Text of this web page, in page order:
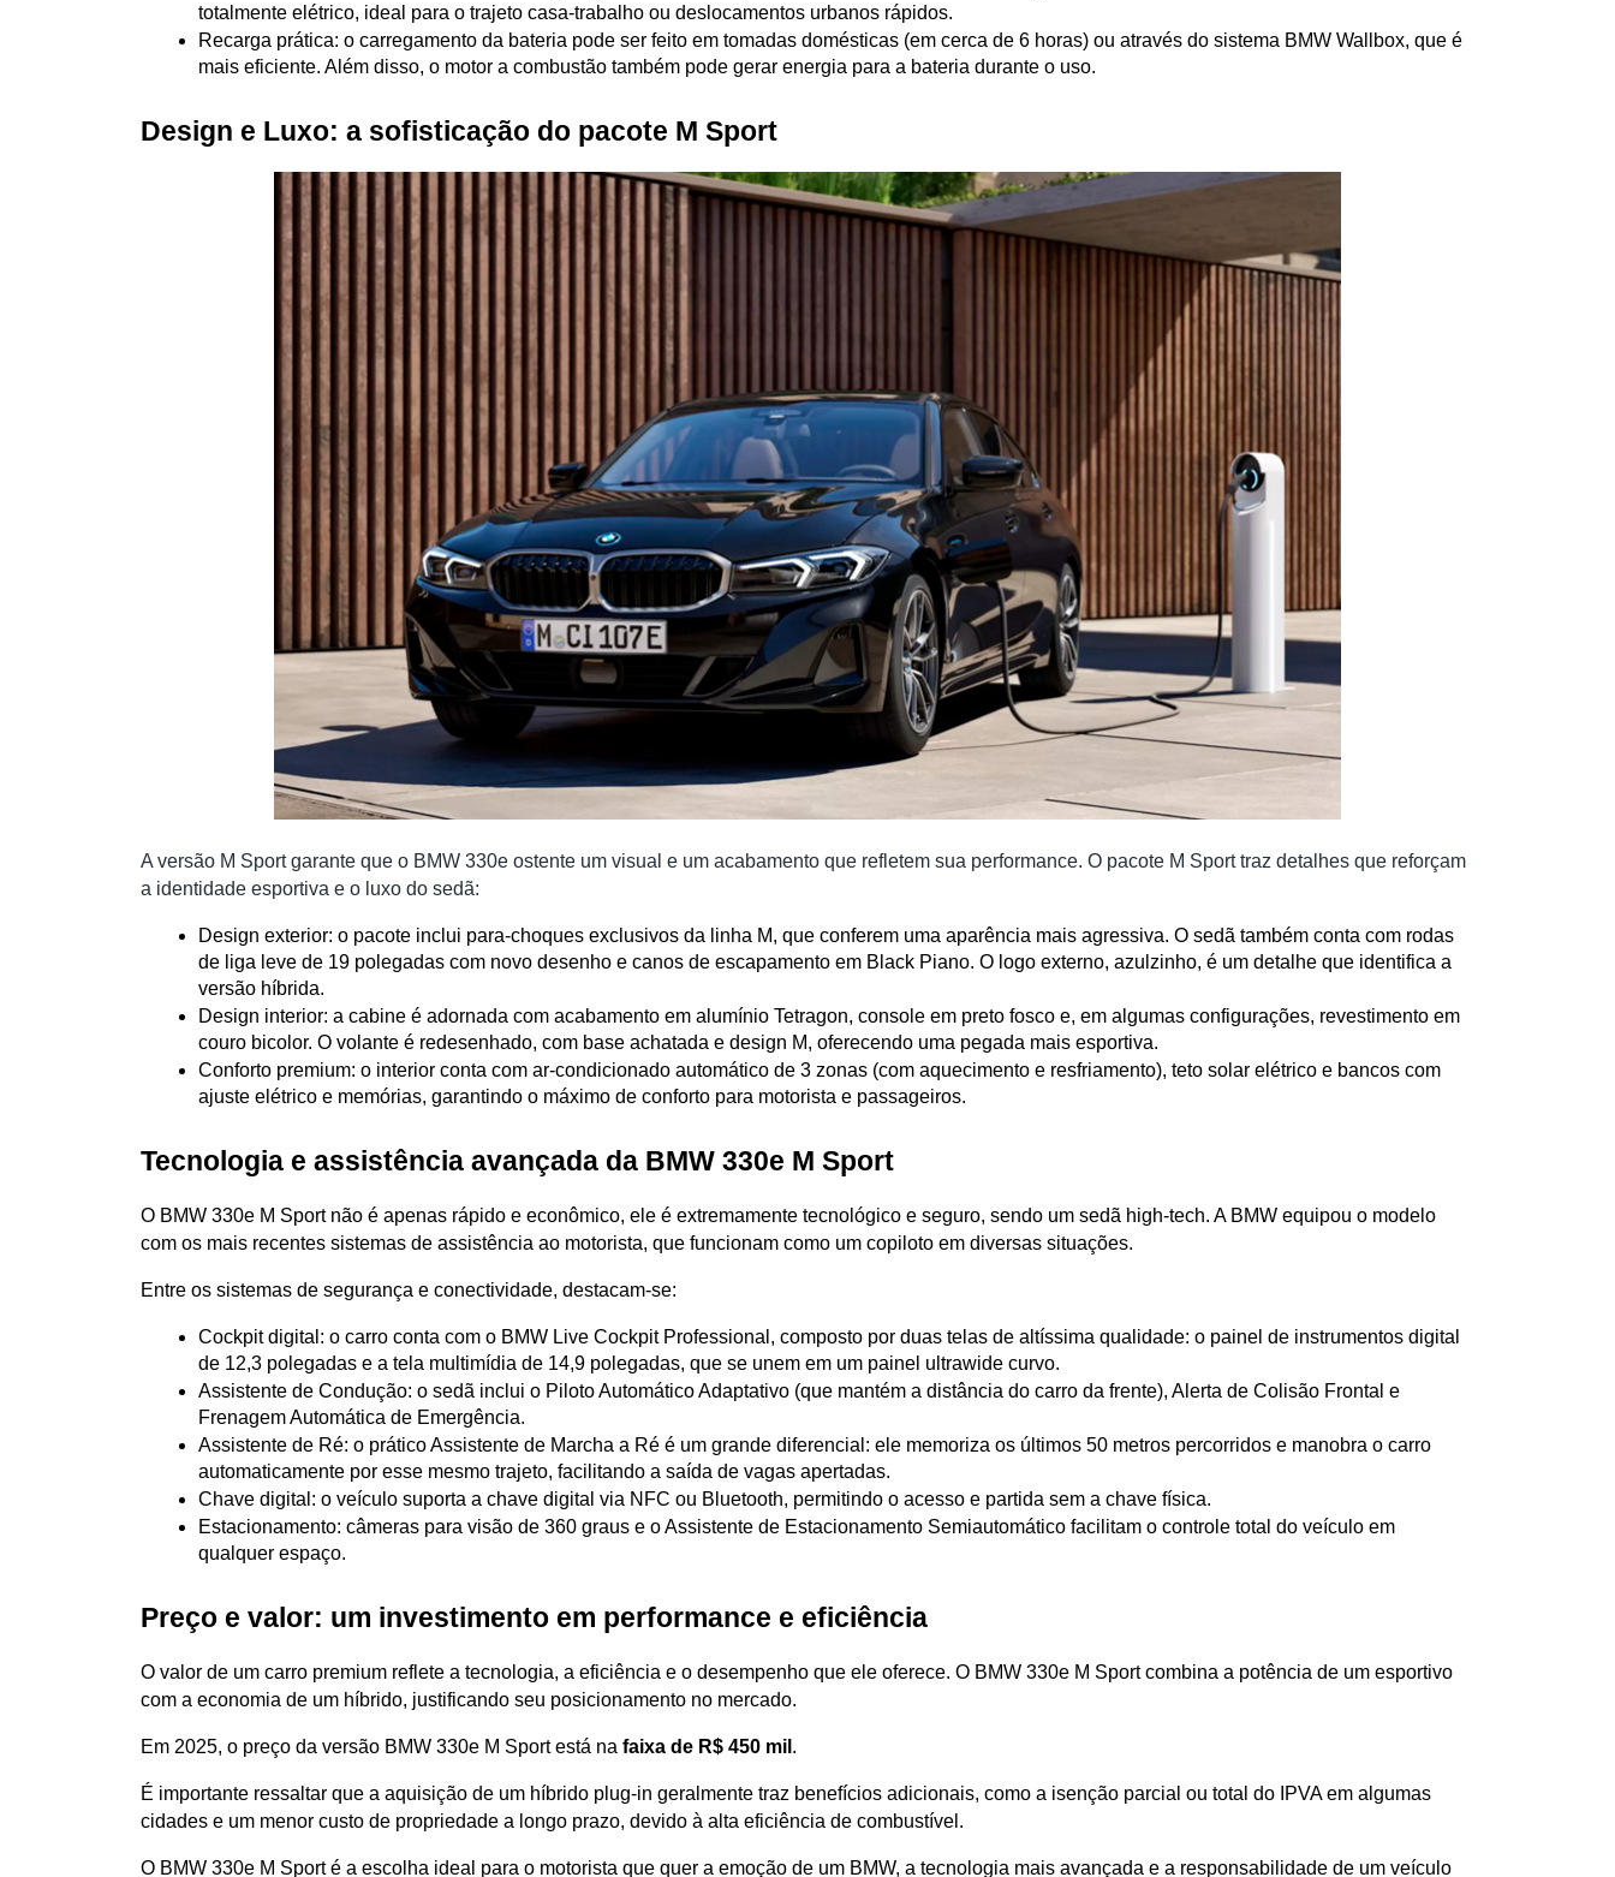
totalmente elétrico, ideal para o trajeto casa-trabalho ou deslocamentos urbanos rápidos.
Recarga prática: o carregamento da bateria pode ser feito em tomadas domésticas (em cerca de 6 horas) ou através do sistema BMW Wallbox, que é
mais eficiente. Além disso, o motor a combustão também pode gerar energia para a bateria durante o uso.
Design e Luxo: a sofisticação do pacote M Sport
A versão M Sport garante que o BMW 330e ostente um visual e um acabamento que refletem sua performance. O pacote M Sport traz detalhes que reforçam
a identidade esportiva e o luxo do sedã:
Design exterior: o pacote inclui para-choques exclusivos da linha M, que conferem uma aparência mais agressiva. O sedã também conta com rodas
de liga leve de 19 polegadas com novo desenho e canos de escapamento em Black Piano. O logo externo, azulzinho, é um detalhe que identifica a
versão híbrida.
Design interior: a cabine é adornada com acabamento em alumínio Tetragon, console em preto fosco e, em algumas configurações, revestimento em
couro bicolor. O volante é redesenhado, com base achatada e design M, oferecendo uma pegada mais esportiva.
Conforto premium: o interior conta com ar-condicionado automático de 3 zonas (com aquecimento e resfriamento), teto solar elétrico e bancos com
ajuste elétrico e memórias, garantindo o máximo de conforto para motorista e passageiros.
Tecnologia e assistência avançada da BMW 330e M Sport
O BMW 330e M Sport não é apenas rápido e econômico, ele é extremamente tecnológico e seguro, sendo um sedã high-tech. A BMW equipou o modelo
com os mais recentes sistemas de assistência ao motorista, que funcionam como um copiloto em diversas situações.
Entre os sistemas de segurança e conectividade, destacam-se:
Cockpit digital: o carro conta com o BMW Live Cockpit Professional, composto por duas telas de altíssima qualidade: o painel de instrumentos digital
de 12,3 polegadas e a tela multimídia de 14,9 polegadas, que se unem em um painel ultrawide curvo.
Assistente de Condução: o sedã inclui o Piloto Automático Adaptativo (que mantém a distância do carro da frente), Alerta de Colisão Frontal e
Frenagem Automática de Emergência.
Assistente de Ré: o prático Assistente de Marcha a Ré é um grande diferencial: ele memoriza os últimos 50 metros percorridos e manobra o carro
automaticamente por esse mesmo trajeto, facilitando a saída de vagas apertadas.
Chave digital: o veículo suporta a chave digital via NFC ou Bluetooth, permitindo o acesso e partida sem a chave física.
Estacionamento: câmeras para visão de 360 graus e o Assistente de Estacionamento Semiautomático facilitam o controle total do veículo em
qualquer espaço.
Preço e valor: um investimento em performance e eficiência
O valor de um carro premium reflete a tecnologia, a eficiência e o desempenho que ele oferece. O BMW 330e M Sport combina a potência de um esportivo
com a economia de um híbrido, justificando seu posicionamento no mercado.
Em 2025, o preço da versão BMW 330e M Sport está na faixa de R$ 450 mil .
É importante ressaltar que a aquisição de um híbrido plug-in geralmente traz benefícios adicionais, como a isenção parcial ou total do IPVA em algumas
cidades e um menor custo de propriedade a longo prazo, devido à alta eficiência de combustível.
O BMW 330e M Sport é a escolha ideal para o motorista que quer a emoção de um BMW, a tecnologia mais avançada e a responsabilidade de um veículo